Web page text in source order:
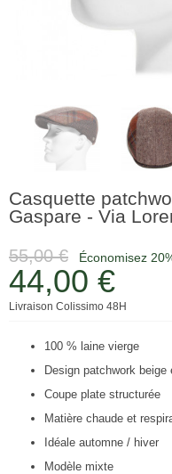
Casquette
Gaspare - Via
55,00 € Économisez
44,00 €
Livraison Colissimo 48H
100 % laine vierge
Design patchwork beige
Coupe plate structurée
Matière chaude et
Idéale automne / hiver
Modèle mixte